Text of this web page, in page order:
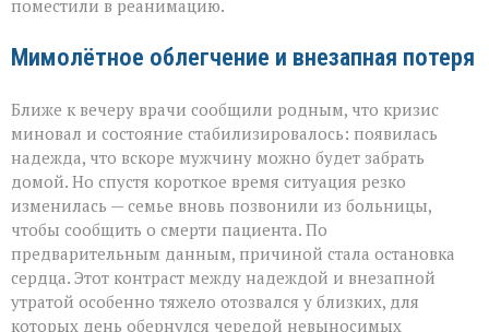
поместили в реанимацию.
Мимолётное облегчение и внезапная потеря
Ближе к вечеру врачи сообщили родным, что кризис
миновал и состояние стабилизировалось: появилась
надежда, что вскоре мужчину можно будет забрать
домой. Но спустя короткое время ситуация резко
изменилась — семье вновь позвонили из больницы,
чтобы сообщить о смерти пациента. По
предварительным данным, причиной стала остановка
сердца. Этот контраст между надеждой и внезапной
утратой особенно тяжело отозвался у близких, для
которых день обернулся чередой невыносимых